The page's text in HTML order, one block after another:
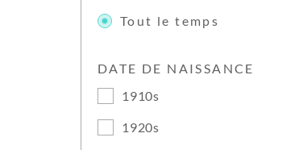
Tout le temps
DATE DE NAISSANCE
1910s
1920s